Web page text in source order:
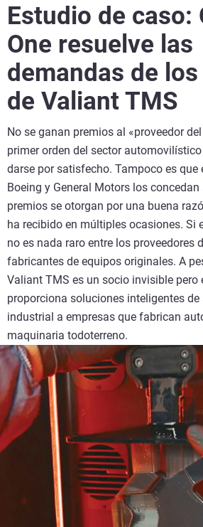
Estudio de caso:
One resuelve las
demandas de
de Valiant TMS
No se ganan premios al «proveedor
primer orden del sector
darse por satisfecho. Tampoco es que
Boeing y General Motors los
premios se otorgan por una buena
ha recibido en múltiples ocasiones. Si
no es nada raro entre los proveedores
fabricantes de equipos originales. A
Valiant TMS es un socio invisible pero
proporciona soluciones inteligentes
industrial a empresas que fabrican
maquinaria todoterreno.